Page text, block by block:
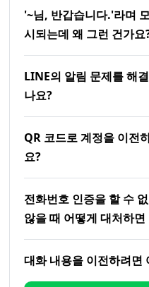
'~님, 반갑습니다.'라며
시되는데 왜 그런 건가요
LINE의 알림 문제를 해
나요?
QR 코드로 계정을 이전
요?
전화번호 인증을 할 수
않을 때 어떻게 대처하면
대화 내용을 이전하려면